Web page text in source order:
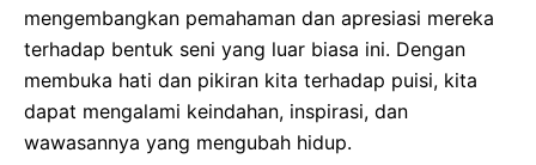
mengembangkan pemahaman dan apresiasi mereka
terhadap bentuk seni yang luar biasa ini. Dengan
membuka hati dan pikiran kita terhadap puisi, kita
dapat mengalami keindahan, inspirasi, dan
wawasannya yang mengubah hidup.